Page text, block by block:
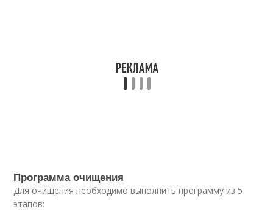
Программа очищения
Для очищения необходимо выполнить программу из 5
этапов: